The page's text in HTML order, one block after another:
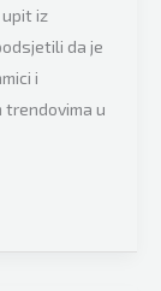
upit iz
da je
i
trendovima u